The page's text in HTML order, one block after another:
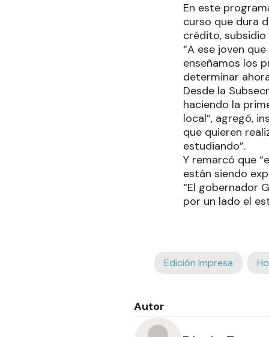
En este
curso que dura
crédito,
“A ese joven
enseñamos los
determinar
Desde la
haciendo la
local”, agregó,
que quieren
estudiando”.
Y remarcó que
están siendo
“El gobernador
por un lado el
Edición Impresa
Autor